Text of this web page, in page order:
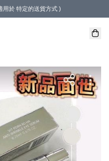
用於 特定的送貨方式 )